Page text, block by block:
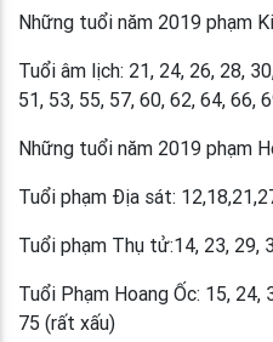
Những tuổi năm 2019 phạm
Tuổi âm lịch: 21, 24, 26, 28,
51, 53, 55, 57, 60, 62, 64, 66,
Những tuổi năm 2019 phạm
Tuổi phạm Địa sát:
Tuổi phạm Thụ tử:14, 23, 29,
Tuổi Phạm Hoang Ốc: 15, 24,
75 (rất xấu)